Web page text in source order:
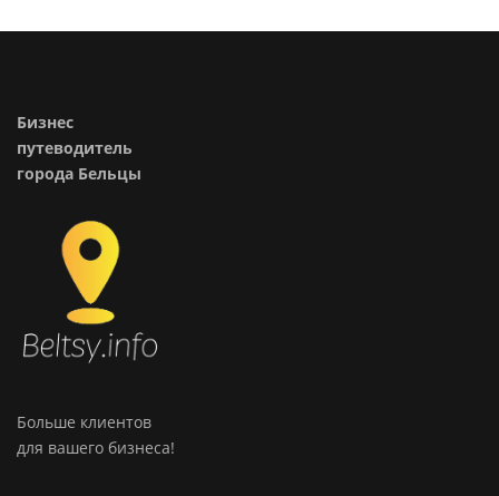
Бизнес
путеводитель
города Бельцы
Больше клиентов
для вашего бизнеса!